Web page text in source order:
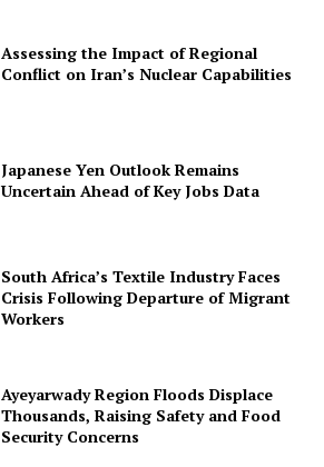
Assessing the Impact of Regional
Conflict on Iran’s Nuclear Capabilities
Japanese Yen Outlook Remains
Uncertain Ahead of Key Jobs Data
South Africa’s Textile Industry Faces
Crisis Following Departure of Migrant
Workers
Ayeyarwady Region Floods Displace
Thousands, Raising Safety and Food
Security Concerns